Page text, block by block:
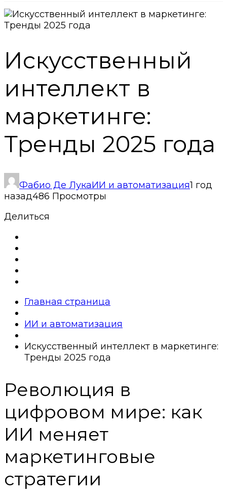
Искусственный
интеллект в
маркетинге:
Тренды 2025 года
Фабио Де ЛукаИИ и автоматизация1 год
назад486 Просмотры
Делиться
Главная страница
ИИ и автоматизация
Искусственный интеллект в маркетинге:
Тренды 2025 года
Революция в
цифровом мире: как
ИИ меняет
маркетинговые
стратегии